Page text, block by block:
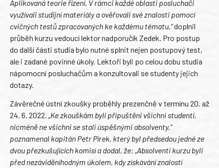
Aplikovaná teorie řízení. V rámci každé oblasti posluchači
využívali studijní materiály a ověřovali své znalosti pomocí
cvičných testů zpracovaných ke každému tématu,“doplnil
průběh kurzu vedoucí lektor nadporučík Zedek. Pro postup
do další části studia bylo nutné splnit nejen postupový test,
ale i zadané povinné úkoly. Lektoři byli po celou dobu studia
nápomocní posluchačům a konzultovali se studenty jejich
dotazy.
Závěrečné ústní zkoušky proběhly prezenčně v termínu 20. až
24. 6. 2022. „Ke zkouškám byli připuštěni všichni studenti,
nicméně ne všichni se stali úspěšnými absolventy,“
poznamenal kapitán Petr Pírek, který byl předsedou jedné ze
dvou přezkušujících komisí a dodal, že: „Absolventi kurzu byli
před nezáviděníhodným úkolem, kdy získávání znalostí